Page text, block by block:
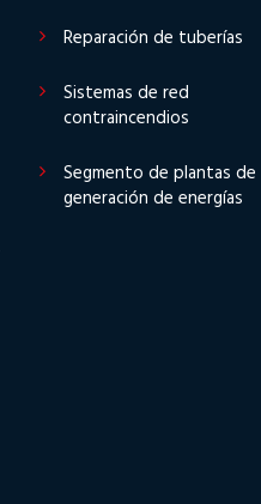
Reparación de tuberías
Sistemas de red
contraincendios
Segmento de plantas de
generación de energías